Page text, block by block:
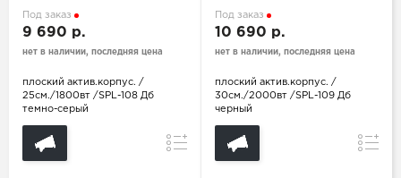
Под заказ
9 690 р.
нет в наличии, последняя цена
плоский актив.корпус. /
25см./1800вт /SPL-108 Дб
темно-серый
Сравнение
Под заказ
10 690 р.
нет в наличии, последняя цена
плоский актив.корпус. /
30см./2000вт /SPL-109 Дб
черный